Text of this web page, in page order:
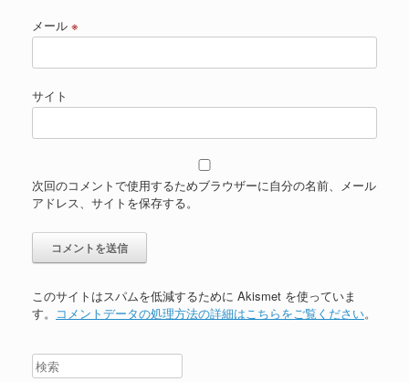
メール ※
サイト
次回のコメントで使用するためブラウザーに自分の名前、メール
アドレス、サイトを保存する。
このサイトはスパムを低減するために Akismet を使っていま
す。 コメントデータの処理方法の詳細はこちらをご覧ください。